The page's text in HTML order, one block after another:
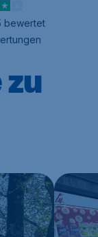
bewertet